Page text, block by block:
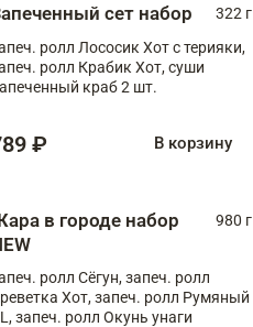
сет набор
322 г
ролл Лососик Хот с терияки,
ролл Крабик Хот, суши
краб 2 шт.
₽ В корзину
в городе набор
980 г
ролл Сёгун, запеч. ролл
Хот, запеч. ролл Румяный
запеч. ролл Окунь унаги